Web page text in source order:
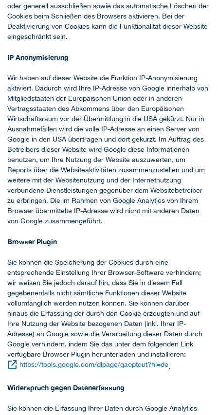
oder generell ausschließen sowie das automatische Löschen der
Cookies beim Schließen des Browsers aktivieren. Bei der
Deaktivierung von Cookies kann die Funktionalität dieser Website
eingeschränkt sein.
IP Anonymisierung
Wir haben auf dieser Website die Funktion IP-Anonymisierung
aktiviert. Dadurch wird Ihre IP-Adresse von Google innerhalb von
Mitgliedstaaten der Europäischen Union oder in anderen
Vertragsstaaten des Abkommens über den Europäischen
Wirtschaftsraum vor der Übermittlung in die USA gekürzt. Nur in
Ausnahmefällen wird die volle IP-Adresse an einen Server von
Google in den USA übertragen und dort gekürzt. Im Auftrag des
Betreibers dieser Website wird Google diese Informationen
benutzen, um Ihre Nutzung der Website auszuwerten, um
Reports über die Websiteaktivitäten zusammenzustellen und um
weitere mit der Websitenutzung und der Internetnutzung
verbundene Dienstleistungen gegenüber dem Websitebetreiber
zu erbringen. Die im Rahmen von Google Analytics von Ihrem
Browser übermittelte IP-Adresse wird nicht mit anderen Daten
von Google zusammengeführt.
Browser Plugin
Sie können die Speicherung der Cookies durch eine
entsprechende Einstellung Ihrer Browser-Software verhindern;
wir weisen Sie jedoch darauf hin, dass Sie in diesem Fall
gegebenenfalls nicht sämtliche Funktionen dieser Website
vollumfänglich werden nutzen können. Sie können darüber
hinaus die Erfassung der durch den Cookie erzeugten und auf
Ihre Nutzung der Website bezogenen Daten (inkl. Ihrer IP-
Adresse) an Google sowie die Verarbeitung dieser Daten durch
Google verhindern, indem Sie das unter dem folgenden Link
verfügbare Browser-Plugin herunterladen und installieren:
https://tools.google.com/dlpage/gaoptout?hl=de.
Widerspruch gegen Datenerfassung
Sie können die Erfassung Ihrer Daten durch Google Analytics